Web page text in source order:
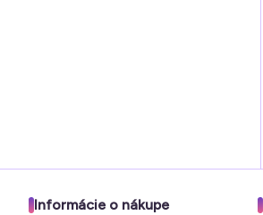
Informácie o nákupe